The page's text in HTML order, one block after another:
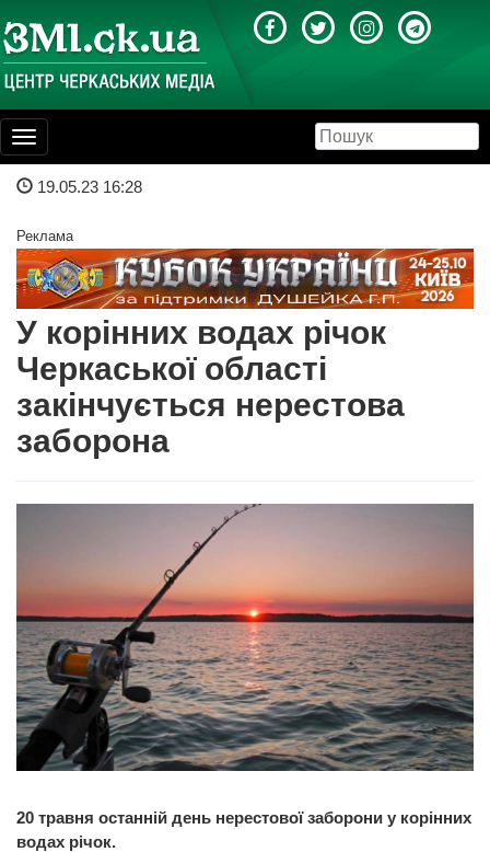
Toggle
navigation
19.05.23 16:28
Реклама
У корінних водах річок
Черкаської області
закінчується нерестова
заборона
20 травня останній день нерестової заборони у корінних
водах річок.